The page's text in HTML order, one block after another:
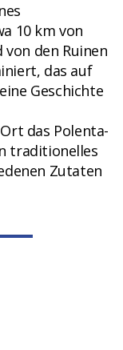
10 km von
den Ruinen
das auf
Geschichte
das Polenta-
traditionelles
Zutaten